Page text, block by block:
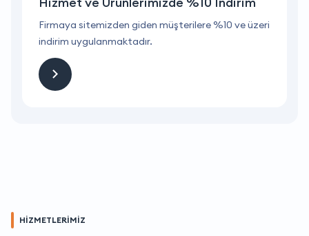
Firmaya sitemizden giden müşterilere %10 ve üzeri
indirim uygulanmaktadır.
HİZMETLERİMİZ